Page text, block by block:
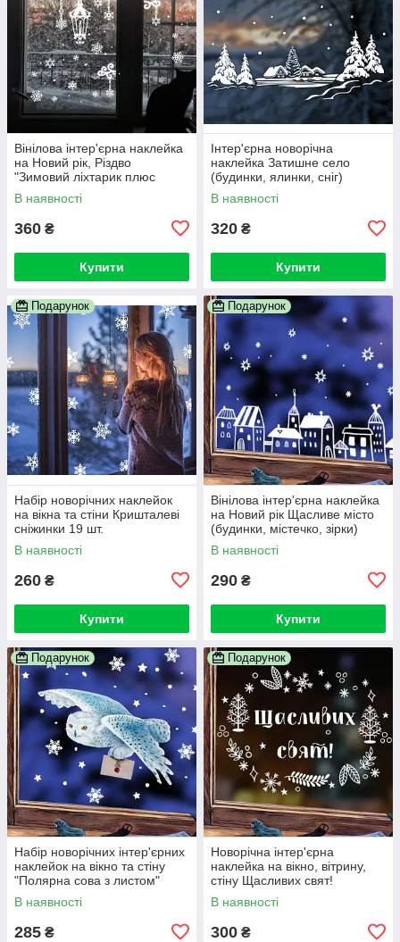
Вінілова інтер'єрна наклейка
на Новий рік, Різдво
"Зимовий ліхтарик плюс
комплект сніжинок"
В наявності
360 ₴
Купити
Інтер'єрна новорічна
наклейка Затишне село
(будинки, ялинки, сніг)
В наявності
320 ₴
Купити
Подарунок
Набір новорічних наклейок
на вікна та стіни Кришталеві
сніжинки 19 шт.
В наявності
260 ₴
Купити
Подарунок
Вінілова інтер'єрна наклейка
на Новий рік Щасливе місто
(будинки, містечко, зірки)
В наявності
290 ₴
Купити
Подарунок
Набір новорічних інтер'єрних
наклейок на вікно та стіну
"Полярна сова з листом"
В наявності
285 ₴
Подарунок
Новорічна інтер'єрна
наклейка на вікно, вітрину,
стіну Щасливих свят!
В наявності
300 ₴